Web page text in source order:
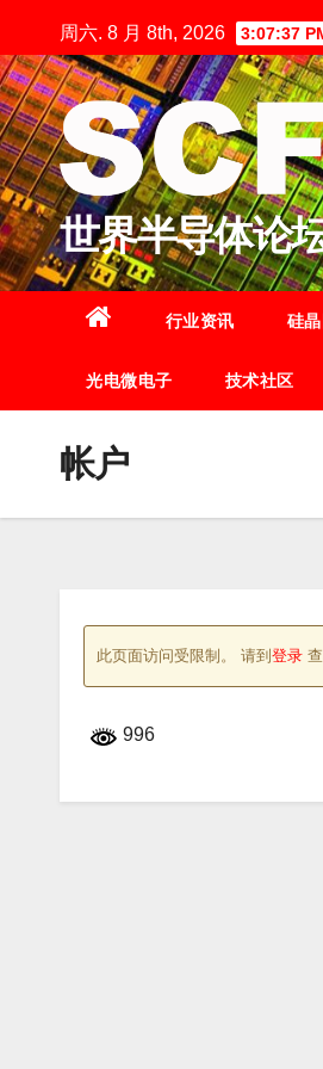
至
内
容
周六. 8 月 8th, 2026 3:07:38
世界半导体论
行业资讯 硅
光电微电子 技术社区
帐户
此页面访问受限制。 请到登录
996